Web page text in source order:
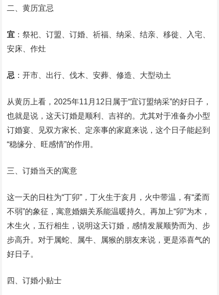
二、黄历宜忌
宜 ：祭祀、订盟、订婚、祈福、纳采、结亲、移徙、入宅、
安床、作灶
忌 ：开市、出行、伐木、安葬、修造、大型动土
从黄历上看，2025年11月12日属于“宜订盟纳采”的好日子，
也就是说，这天订婚是顺利、吉祥的。尤其对于准备办小型
订婚宴、见双方家长、定亲事的家庭来说，这个日子能起到
“稳缘分、旺感情”的作用。
三、订婚当天的寓意
这一天的日柱为“丁卯”，丁火生于亥月，火中带温，有“柔而
不弱”的象征，寓意婚姻关系能温暖持久。再加上“卯”为木，
木生火，五行相生，说明这天订婚，感情发展顺势而为、步
步高升。对于属蛇、属牛、属猴的朋友来说，更是添喜气的
好日子。
四、订婚小贴士